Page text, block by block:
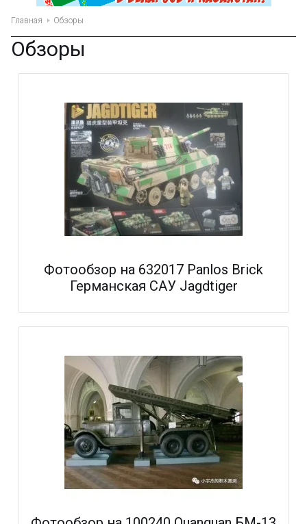
Главная Обзоры
Обзоры
Фотообзор на 632017 Panlos Brick
Германская САУ Jagdtiger